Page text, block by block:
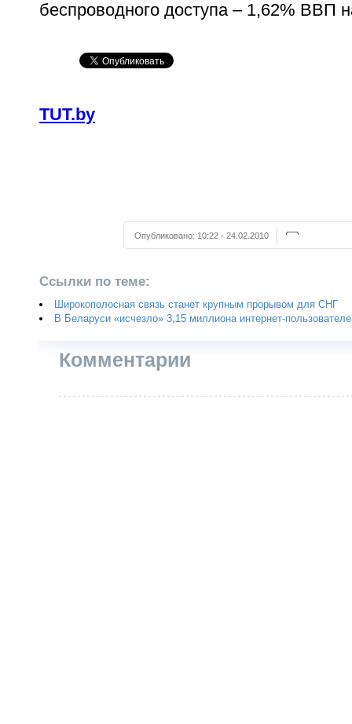
беспроводного доступа – 1,62% ВВП
TUT.by
Опубликовано: 10:22 - 24.02.2010
Ссылки по теме:
Широкополосная связь станет крупным прорывом для СНГ
В Беларуси «исчезло» 3,15 миллиона интернет-
Комментарии